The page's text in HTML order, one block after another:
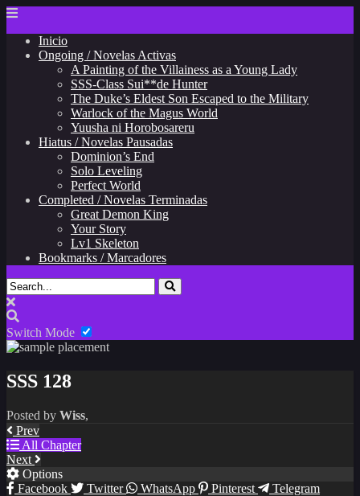
Inicio
Ongoing / Novelas Activas
A Painting of the Villainess as a Young Lady
SSS-Class Sui**de Hunter
The Duke’s Eldest Son Escaped to the Military
Warlock of the Magus World
Yuusha ni Horobosareru
Hiatus / Novelas Pausadas
Dominion’s End
Solo Leveling
Perfect World
Completed / Novelas Terminadas
Great Demon King
Your Story
Lv1 Skeleton
Bookmarks / Marcadores
Switch Mode
SSS 128
Posted by Wiss,
Prev
All Chapter
Next
Options
Facebook
Twitter WhatsApp Pinterest Telegram